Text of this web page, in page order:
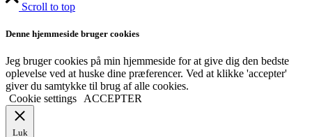
Scroll to top
Denne hjemmeside bruger cookies
Jeg bruger cookies på min hjemmeside for at give dig den bedste
oplevelse ved at huske dine præferencer. Ved at klikke 'accepter'
giver du samtykke til brug af alle cookies.
Cookie settings ACCEPTER
Luk